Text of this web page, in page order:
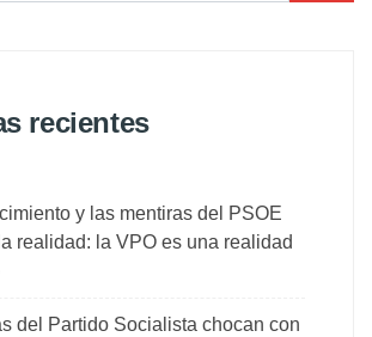
recientes
y las mentiras del PSOE
realidad: la VPO es una realidad
del Partido Socialista chocan con